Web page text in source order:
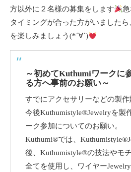
方以外に２名様の募集をします
タイミングが合った方がいました
を楽しみましょう(*´∀`)
～初めてKuthumiワークに
る方へ事前のお願い～
すでにアクセサリーなどの製作
今後Kuthumistyle®Jewelryを製
ーク参加についてのお願い。
Kuthumi®では、
後、Kuthumistyle®の技法やモ
全てを使用し、ワイヤー